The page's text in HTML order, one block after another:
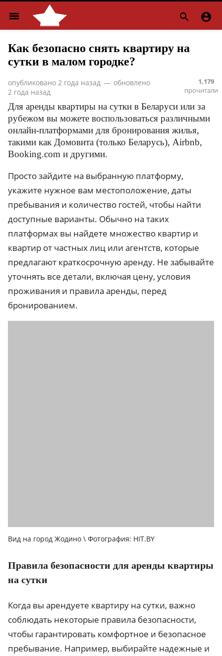
menu  
Как безопасно снять квартиру на
сутки в малом городке?
опубликовано 2 года назад — обновлено
2 года назад
1,179
прочитали
Для аренды квартиры на сутки в Беларуси или за
рубежом вы можете воспользоваться различными
онлайн-платформами для бронирования жилья,
такими как Домовита (только Беларусь), Airbnb,
Booking.com и другими.
Просто зайдите на выбранную платформу,
укажите нужное вам местоположение, даты
пребывания и количество гостей, чтобы найти
доступные варианты. Обычно на таких
платформах вы найдете множество квартир и
квартир от частных лиц или агентств, которые
предлагают краткосрочную аренду. Не забывайте
уточнять все детали, включая цену, условия
проживания и правила аренды, перед
бронированием.
Вид на город Жодино \ Фотография: HIT.BY
Правила безопасности для аренды квартиры
на сутки
Когда вы арендуете квартиру на сутки, важно
соблюдать некоторые правила безопасности,
чтобы гарантировать комфортное и безопасное
пребывание. Например, выбирайте надежные и